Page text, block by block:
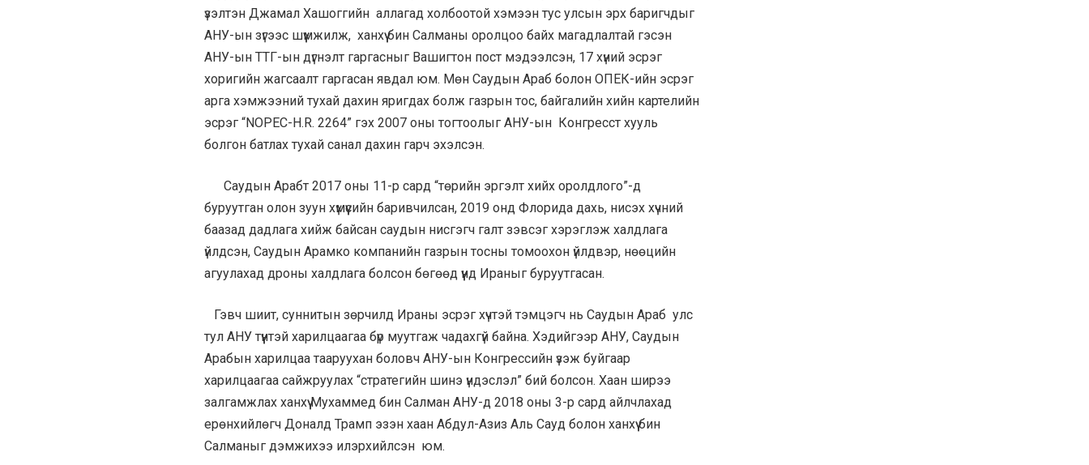
үзэлтэн Джамал Хашоггийн аллагад холбоотой хэмээн тус улсын эрх баригчдыг
АНУ-ын зүгээс шүүмжилж, ханхүү бин Салманы оролцоо байх магадлалтай гэсэн
АНУ-ын ТТГ-ын дүгнэлт гаргасныг Вашигтон пост мэдээлсэн, 17 хүний эсрэг
хоригийн жагсаалт гаргасан явдал юм. Мөн Саудын Араб болон ОПЕК-ийн эсрэг
арга хэмжээний тухай дахин яригдах болж газрын тос, байгалийн хийн картелийн
эсрэг “NOPEC-H.R. 2264” гэх 2007 оны тогтоолыг АНУ-ын Конгресст хууль
болгон батлах тухай санал дахин гарч эхэлсэн.
Саудын Арабт 2017 оны 11-р сард “төрийн эргэлт хийх оролдлого”-д
буруутган олон зуун хүмүүсийн баривчилсан, 2019 онд Флорида дахь, нисэх хүчний
баазад дадлага хийж байсан саудын нисгэгч галт зэвсэг хэрэглэж халдлага
үйлдсэн, Саудын Арамко компанийн газрын тосны томоохон үйлдвэр, нөөцийн
агуулахад дроны халдлага болсон бөгөөд үүнд Ираныг буруутгасан.
Гэвч шиит, суннитын зөрчилд Ираны эсрэг хүчтэй тэмцэгч нь Саудын Араб улс
тул АНУ түүнтэй харилцаагаа бүр муутгаж чадахгүй байна. Хэдийгээр АНУ, Саудын
Арабын харилцаа тааруухан боловч АНУ-ын Конгрессийн үзэж буйгаар
харилцаагаа сайжруулах “стратегийн шинэ үндэслэл” бий болсон. Хаан ширээ
залгамжлах ханхүү Мухаммед бин Салман АНУ-д 2018 оны 3-р сард айлчлахад
ерөнхийлөгч Доналд Трамп эзэн хаан Абдул-Азиз Аль Сауд болон ханхүү бин
Салманыг дэмжихээ илэрхийлсэн юм.